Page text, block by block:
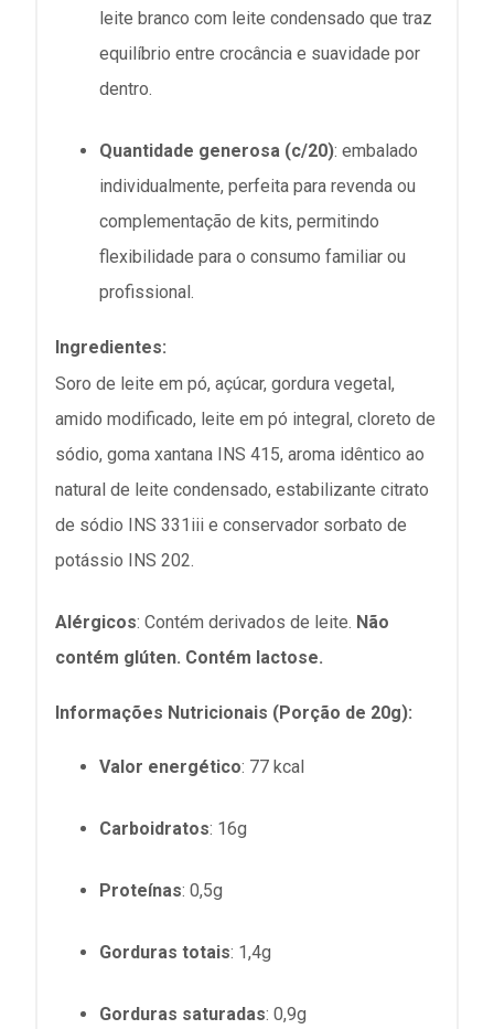
leite branco com leite condensado que traz
equilíbrio entre crocância e suavidade por
dentro.
Quantidade generosa (c/20): embalado
individualmente, perfeita para revenda ou
complementação de kits, permitindo
flexibilidade para o consumo familiar ou
profissional.
Ingredientes:
Soro de leite em pó, açúcar, gordura vegetal,
amido modificado, leite em pó integral, cloreto de
sódio, goma xantana INS 415, aroma idêntico ao
natural de leite condensado, estabilizante citrato
de sódio INS 331iii e conservador sorbato de
potássio INS 202.
Alérgicos: Contém derivados de leite. Não
contém glúten. Contém lactose.
Informações Nutricionais (Porção de 20g):
Valor energético: 77 kcal
Carboidratos: 16g
Proteínas: 0,5g
Gorduras totais: 1,4g
Gorduras saturadas: 0,9g